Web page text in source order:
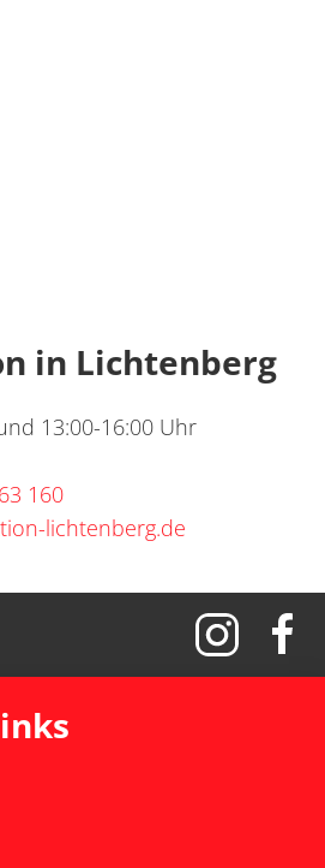
in Lichtenberg
13:00-16:00 Uhr
160
lichtenberg.de